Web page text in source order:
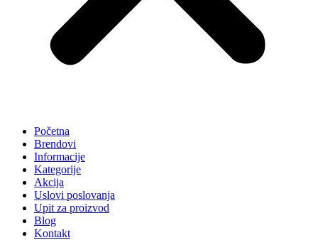
Početna
Brendovi
Informacije
Kategorije
Akcija
Uslovi poslovanja
Upit za proizvod
Blog
Kontakt